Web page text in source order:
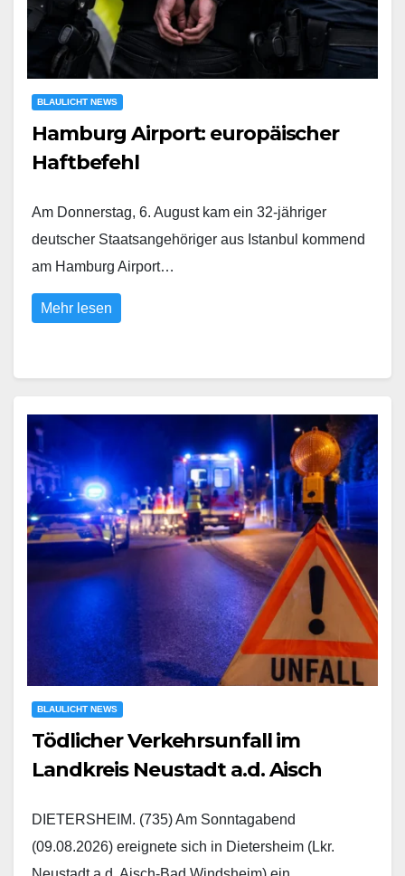
BLAULICHT NEWS
Hamburg Airport: europäischer
Haftbefehl
Am Donnerstag, 6. August kam ein 32-jähriger
deutscher Staatsangehöriger aus Istanbul kommend
am Hamburg Airport…
Mehr lesen
BLAULICHT NEWS
Tödlicher Verkehrsunfall im
Landkreis Neustadt a.d. Aisch
DIETERSHEIM. (735) Am Sonntagabend
(09.08.2026) ereignete sich in Dietersheim (Lkr.